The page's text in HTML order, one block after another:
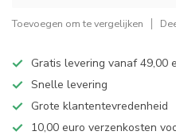
Toevoegen om te vergelijken
Gratis levering vanaf 49,00
Snelle levering
Grote klantentevredenheid
10,00 euro verzenkosten